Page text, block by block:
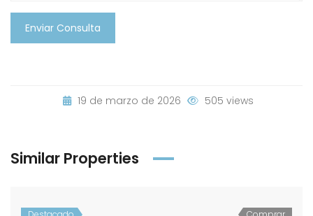
Enviar Consulta
19 de marzo de 2026 505 views
Similar Properties